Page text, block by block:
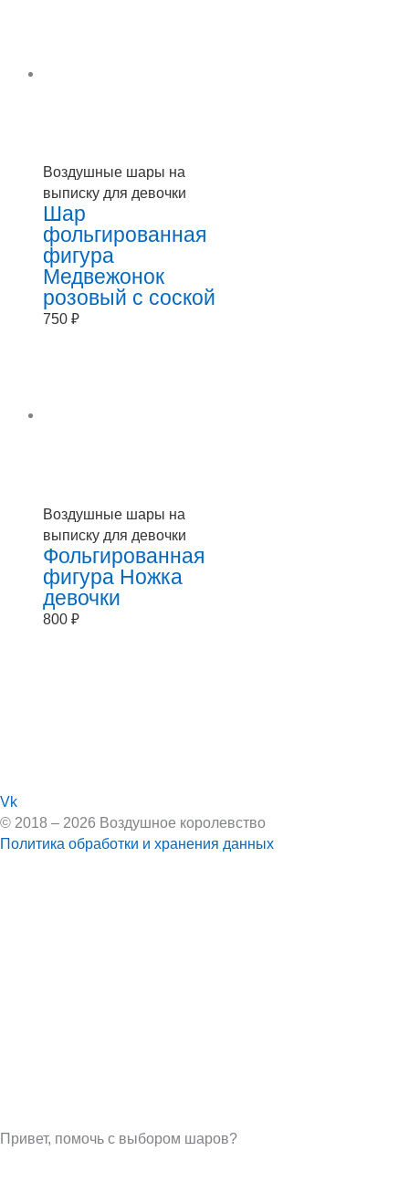
Воздушные шары на
выписку для девочки
Шар
фольгированная
фигура
Медвежонок
розовый с соской
750 ₽
Воздушные шары на
выписку для девочки
Фольгированная
фигура Ножка
девочки
800 ₽
Vk
© 2018 – 2026 Воздушное королевство
Политика обработки и хранения данных
Привет, помочь с выбором шаров?